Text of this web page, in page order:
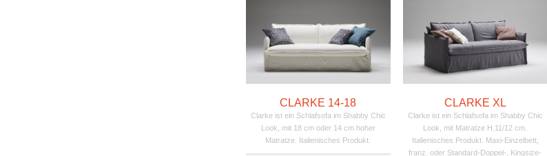
CLARKE 14-18
Clarke ist ein Schlafsofa im Shabby Chic
Look, mit 18 cm oder 14 cm hoher
Matratze. Italienisches Produkt.
CLARKE XL
Clarke ist ein Schlafsofa im Shabby Chic
Look, mit Matratze H.11/12 cm.
Italienisches Produkt. Maxi-Einzelbett,
franz. oder Standard-Doppel-, Kingsize-